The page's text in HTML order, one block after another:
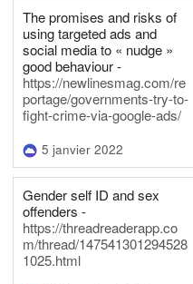
The promises and risks of
using targeted ads and
social media to « nudge »
good behaviour -
https://newlinesmag.com/re
portage/governments-try-to-
fight-crime-via-google-ads/
5 janvier 2022
Gender self ID and sex
offenders -
https://threadreaderapp.co
m/thread/147541301294528
1025.html